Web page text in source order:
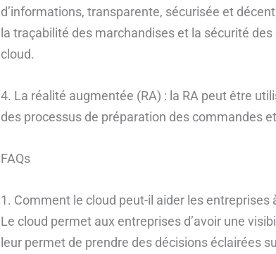
d’informations, transparente, sécurisée et
la traçabilité des marchandises et la sécurité
cloud.
4. La réalité augmentée (RA) : la RA peut être
des processus de préparation des commandes
FAQs
1. Comment le cloud peut-il aider les entreprises
Le cloud permet aux entreprises d’avoir une
leur permet de prendre des décisions éclairées